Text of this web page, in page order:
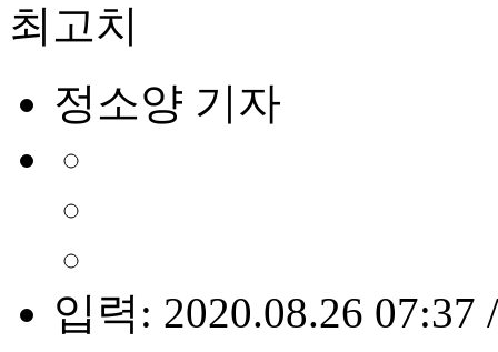
최고치
정소양 기자
입력: 2020.08.26 07:37